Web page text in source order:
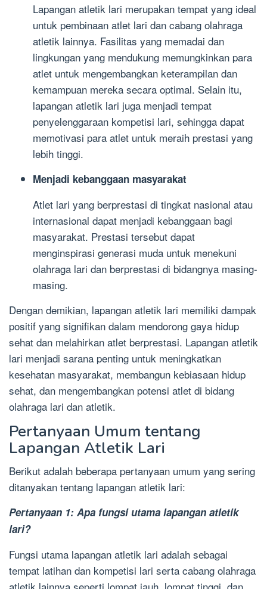
Lapangan atletik lari merupakan tempat yang ideal
untuk pembinaan atlet lari dan cabang olahraga
atletik lainnya. Fasilitas yang memadai dan
lingkungan yang mendukung memungkinkan para
atlet untuk mengembangkan keterampilan dan
kemampuan mereka secara optimal. Selain itu,
lapangan atletik lari juga menjadi tempat
penyelenggaraan kompetisi lari, sehingga dapat
memotivasi para atlet untuk meraih prestasi yang
lebih tinggi.
Menjadi kebanggaan masyarakat
Atlet lari yang berprestasi di tingkat nasional atau
internasional dapat menjadi kebanggaan bagi
masyarakat. Prestasi tersebut dapat
menginspirasi generasi muda untuk menekuni
olahraga lari dan berprestasi di bidangnya masing-
masing.
Dengan demikian, lapangan atletik lari memiliki dampak
positif yang signifikan dalam mendorong gaya hidup
sehat dan melahirkan atlet berprestasi. Lapangan atletik
lari menjadi sarana penting untuk meningkatkan
kesehatan masyarakat, membangun kebiasaan hidup
sehat, dan mengembangkan potensi atlet di bidang
olahraga lari dan atletik.
Pertanyaan Umum tentang
Lapangan Atletik Lari
Berikut adalah beberapa pertanyaan umum yang sering
ditanyakan tentang lapangan atletik lari:
Pertanyaan 1: Apa fungsi utama lapangan atletik
lari?
Fungsi utama lapangan atletik lari adalah sebagai
tempat latihan dan kompetisi lari serta cabang olahraga